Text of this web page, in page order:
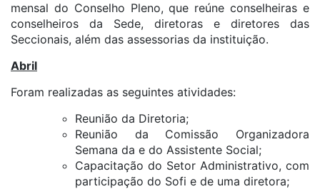
mensal do Conselho Pleno, que reúne conselheiras e
conselheiros da Sede, diretoras e diretores das
Seccionais, além das assessorias da instituição.
Abril
Foram realizadas as seguintes atividades:
Reunião da Diretoria;
Reunião da Comissão Organizadora
Semana da e do Assistente Social;
Capacitação do Setor Administrativo, com
participação do Sofi e de uma diretora;